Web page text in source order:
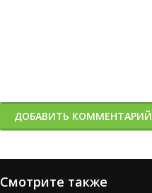
ДОБАВИТЬ КОММЕНТАРИЙ
Смотрите также